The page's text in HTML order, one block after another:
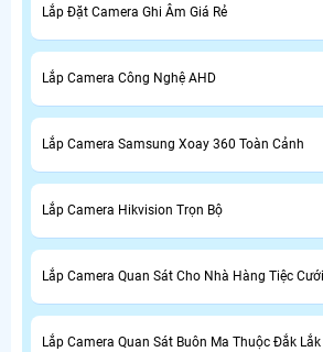
Lắp Đặt Camera Ghi Âm Giá Rẻ
Lắp Camera Công Nghệ AHD
Lắp Camera Samsung Xoay 360 Toàn Cảnh
Lắp Camera Hikvision Trọn Bộ
Lắp Camera Quan Sát Cho Nhà Hàng Tiệc Cưới
Lắp Camera Quan Sát Buôn Ma Thuộc Đắk Lắk